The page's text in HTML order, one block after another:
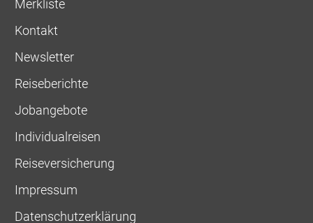
Merkliste
Kontakt
Newsletter
Reiseberichte
Jobangebote
Individualreisen
Reiseversicherung
Impressum
Datenschutzerklärung